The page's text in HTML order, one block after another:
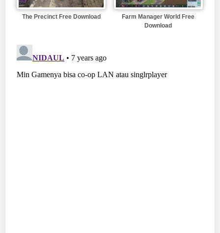
The Precinct Free Download
Farm Manager World Free
Download